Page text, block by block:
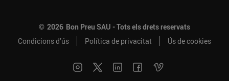
© 2026 Bon Preu SAU - Tots els drets reservats
Condicions d’ús
Política de privacitat Ús de cookies